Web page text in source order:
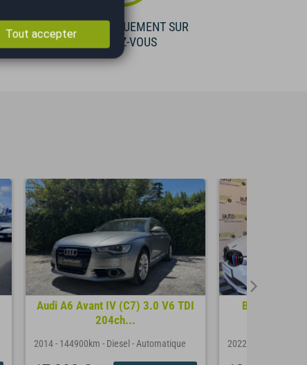
VISIBLE UNIQUEMENT SUR
RENDEZ-VOUS
Audi A6 Avant IV (C7) 3.0 V6 TDI
204ch...
2014- 144900km - Diesel - Automatique
BMW Série 3
2022
Tout accepter